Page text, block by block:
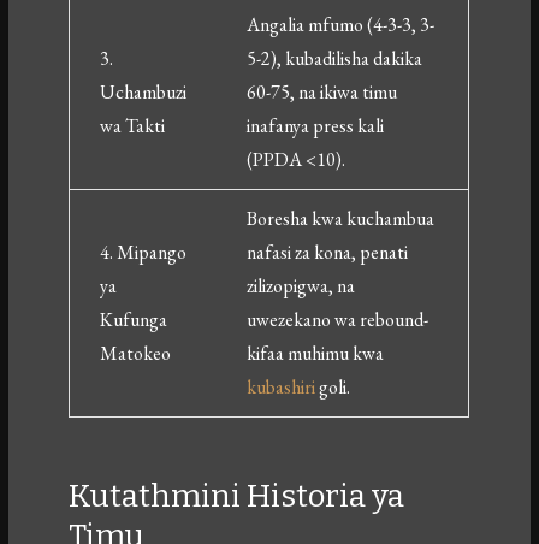
3.
Uchambuzi
wa Takti
Angalia mfumo (4-3-3, 3-
5-2), kubadilisha dakika
60-75, na ikiwa timu
inafanya press kali
(PPDA <10).
4. Mipango
ya
Kufunga
Matokeo
Boresha kwa kuchambua
nafasi za kona, penati
zilizopigwa, na
uwezekano wa rebound-
kifaa muhimu kwa
kubashirigoli.
Kutathmini Historia ya
Timu